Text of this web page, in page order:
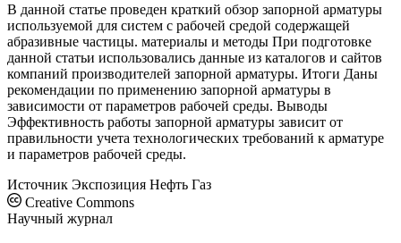
В данной статье проведен краткий обзор запорной арматуры
используемой для систем с рабочей средой содержащей
абразивные частицы. материалы и методы При подготовке
данной статьи использовались данные из каталогов и сайтов
компаний производителей запорной арматуры. Итоги Даны
рекомендации по применению запорной арматуры в
зависимости от параметров рабочей среды. Выводы
Эффективность работы запорной арматуры зависит от
правильности учета технологических требований к арматуре
и параметров рабочей среды.
Источник Экспозиция Нефть Газ
Creative Commons
Научный журнал